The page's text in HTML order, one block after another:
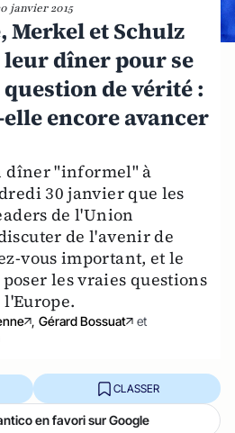
janvier 2015
Merkel et Schulz
dîner pour se
de vérité :
encore avancer
dîner "informel" à
30 janvier que les
de l'Union
de l'avenir de
vous important, et le
les vraies questions
, Gérard Bossuat
et
CLASSER
en favori sur Google